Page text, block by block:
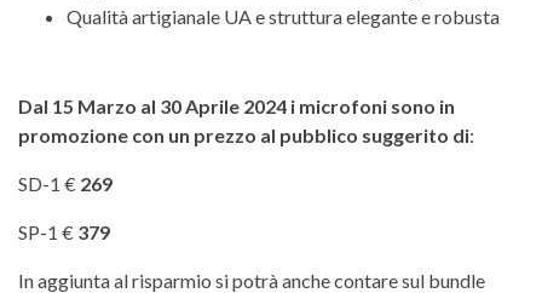
Qualità artigianale UA e struttura elegante e robusta
Dal 15 Marzo al 30 Aprile 2024 i microfoni sono in
promozione con un prezzo al pubblico suggerito di:
SD-1 € 269
SP-1 € 379
In aggiunta al risparmio si potrà anche contare sul bundle